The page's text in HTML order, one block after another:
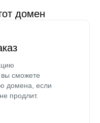
домен
сможете
домена, если
продлит.